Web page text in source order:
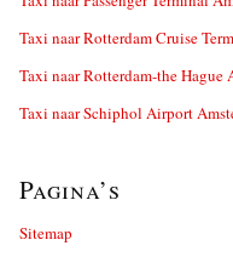
Taxi naar Rotterdam Cruise
Taxi naar Rotterdam-the Hague
Taxi naar Schiphol Airport
Pagina’s
Sitemap